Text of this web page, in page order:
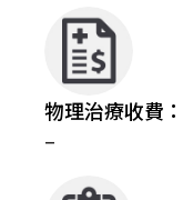
物理治療收費：
–